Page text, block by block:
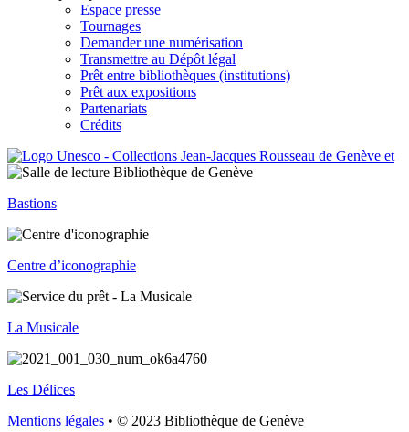
Espace presse
Tournages
Demander une numérisation
Transmettre au Dépôt légal
Prêt entre bibliothèques (institutions)
Prêt aux expositions
Partenariats
Crédits
Bastions
Centre d’iconographie
La Musicale
Les Délices
Mentions légales • © 2023 Bibliothèque de Genève